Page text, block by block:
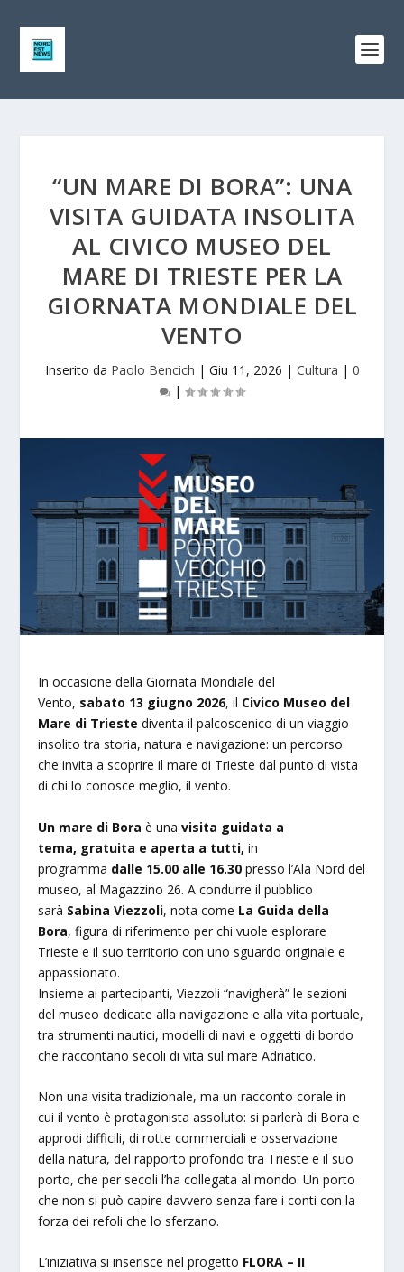
“UN MARE DI BORA”: UNA
VISITA GUIDATA INSOLITA
AL CIVICO MUSEO DEL
MARE DI TRIESTE PER LA
GIORNATA MONDIALE DEL
VENTO
Inserito da Paolo Bencich | Giu 11, 2026 | Cultura | 0
|
In occasione della Giornata Mondiale del
Vento, sabato 13 giugno 2026, il Civico Museo del
Mare di Trieste diventa il palcoscenico di un viaggio
insolito tra storia, natura e navigazione: un percorso
che invita a scoprire il mare di Trieste dal punto di vista
di chi lo conosce meglio, il vento.
Un mare di Bora è unavisita guidata a
tema, gratuita e aperta a tutti, in
programma dalle 15.00 alle 16.30 presso l’Ala Nord del
museo, al Magazzino 26. A condurre il pubblico
sarà Sabina Viezzoli, nota come La Guida della
Bora, figura di riferimento per chi vuole esplorare
Trieste e il suo territorio con uno sguardo originale e
appassionato.
Insieme ai partecipanti, Viezzoli “navigherà” le sezioni
del museo dedicate alla navigazione e alla vita portuale,
tra strumenti nautici, modelli di navi e oggetti di bordo
che raccontano secoli di vita sul mare Adriatico.
Non una visita tradizionale, ma un racconto corale in
cui il vento è protagonista assoluto: si parlerà di Bora e
approdi difficili, di rotte commerciali e osservazione
della natura, del rapporto profondo tra Trieste e il suo
porto, che per secoli l’ha collegata al mondo. Un porto
che non si può capire davvero senza fare i conti con la
forza dei refoli che lo sferzano.
L’iniziativa si inserisce nel progetto FLORA – II